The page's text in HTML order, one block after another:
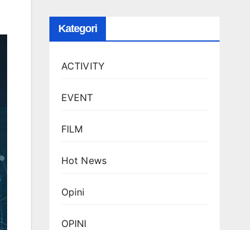
Kategori
ACTIVITY
EVENT
FILM
Hot News
Opini
OPINI